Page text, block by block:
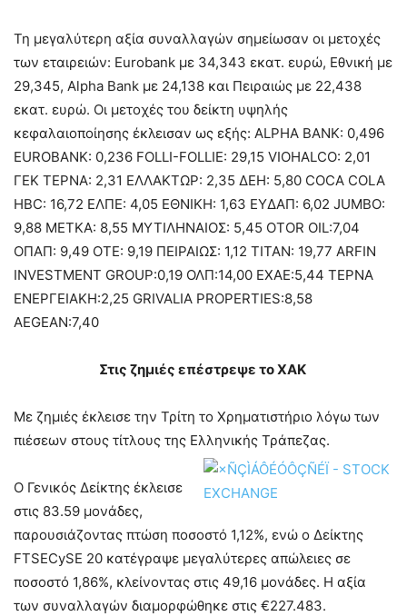
Τη μεγαλύτερη αξία συναλλαγών σημείωσαν οι μετοχές
των εταιρειών: Eurobank με 34,343 εκατ. ευρώ, Εθνική με
29,345, Alpha Bank με 24,138 και Πειραιώς με 22,438
εκατ. ευρώ. Οι μετοχές του δείκτη υψηλής
κεφαλαιοποίησης έκλεισαν ως εξής: ALPHA BANK: 0,496
EUROBANK: 0,236 FOLLI-FOLLIE: 29,15 VIOHALCO: 2,01
ΓΕΚ ΤΕΡΝΑ: 2,31 ΕΛΛΑΚΤΩΡ: 2,35 ΔΕΗ: 5,80 COCA COLA
HBC: 16,72 ΕΛΠΕ: 4,05 ΕΘΝΙΚΗ: 1,63 ΕΥΔΑΠ: 6,02 JUMBO:
9,88 ΜΕΤΚΑ: 8,55 ΜΥΤΙΛΗΝΑΙΟΣ: 5,45 OTOR OIL:7,04
ΟΠΑΠ: 9,49 ΟΤΕ: 9,19 ΠΕΙΡΑΙΩΣ: 1,12 ΤΙΤΑΝ: 19,77 ARFIN
INVESTMENT GROUP:0,19 ΟΛΠ:14,00 ΕΧΑΕ:5,44 ΤΕΡΝΑ
ΕΝΕΡΓΕΙΑΚΗ:2,25 GRIVALIA PROPERTIES:8,58
AEGEAN:7,40
Στις ζημιές επέστρεψε το ΧΑΚ
Με ζημιές έκλεισε την Τρίτη το Χρηματιστήριο λόγω των
πιέσεων στους τίτλους της Ελληνικής Τράπεζας.
Ο Γενικός Δείκτης έκλεισε
στις 83.59 μονάδες,
παρουσιάζοντας πτώση ποσοστό 1,12%, ενώ ο Δείκτης
FTSECySE 20 κατέγραψε μεγαλύτερες απώλειες σε
ποσοστό 1,86%, κλείνοντας στις 49,16 μονάδες. Η αξία
των συναλλαγών διαμορφώθηκε στις €227.483.